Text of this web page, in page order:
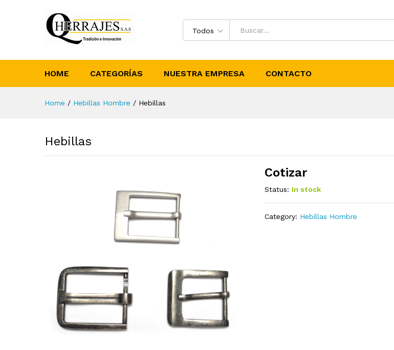
Todos
HOME CATEGORÍAS NUESTRA EMPRESA CONTACTO
Home / Hebillas Hombre / Hebillas
Hebillas
Cotizar
Status: In stock
Category: Hebillas Hombre